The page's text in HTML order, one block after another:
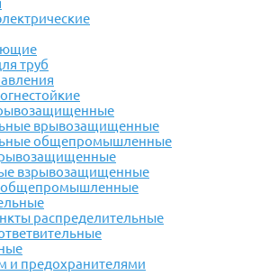
труб
врывозащищенные
общепромышленные
взрывозащищенные
общепромышленные
распределительные
и предохранителями